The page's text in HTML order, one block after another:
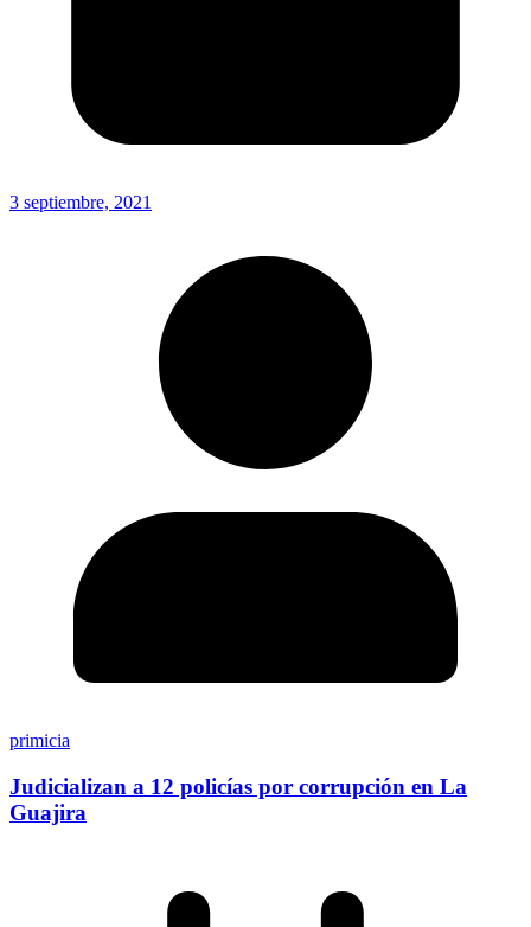
3 septiembre, 2021
primicia
Judicializan a 12 policías por corrupción en La
Guajira